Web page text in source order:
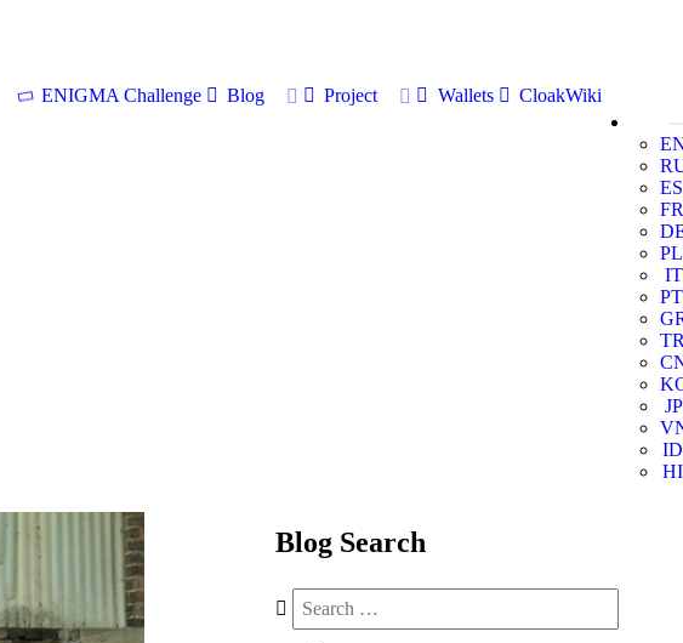
ENIGMA Challenge Blog Project Wallets
CloakWiki
ES
FR
PL
IT
PT
JP
ID
HI
Blog Search